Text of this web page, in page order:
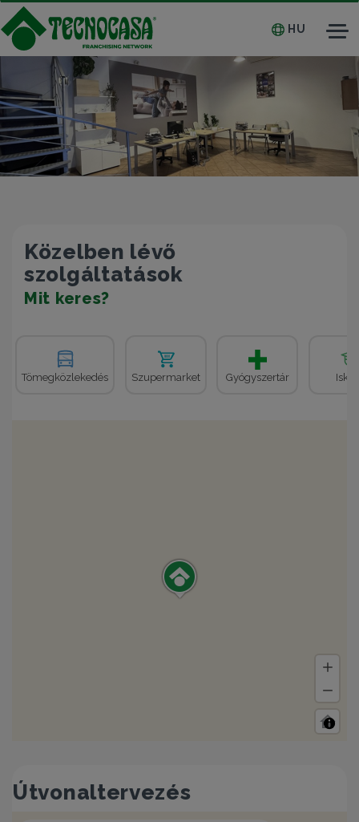
HU
Közelben lévő
szolgáltatások
Mit keres?
Tömegközlekedés Szupermarket Gyógyszertár
Útvonaltervezés